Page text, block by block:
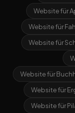
Website für
Website für
Website für
Website für
Website für
Website für